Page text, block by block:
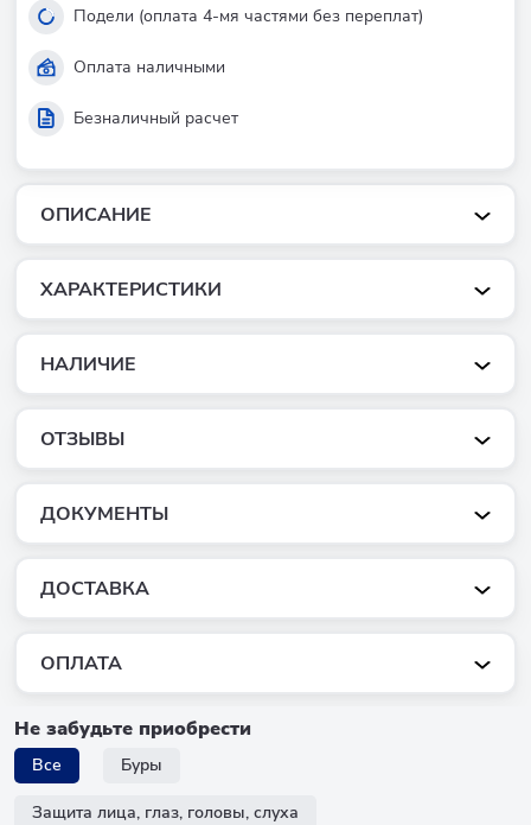
ОПИСАНИЕ
ХАРАКТЕРИСТИКИ
НАЛИЧИЕ
ОТЗЫВЫ
ДОКУМЕНТЫ
ДОСТАВКА
ОПЛАТА
Подели (оплата 4-мя частями без переплат)
Оплата наличными
Безналичный расчет
Не забудьте приобрести
Все Буры
Защита лица, глаз, головы, слуха